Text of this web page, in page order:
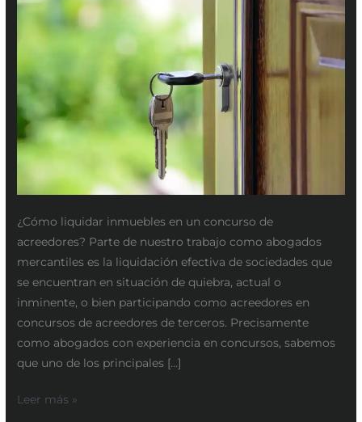
¿Cómo liquidar inmuebles en un concurso de
acreedores? Parte de nuestro trabajo como abogados
mercantiles es la liquidación efectiva de sociedades que
se encuentran en situación de quiebra, actual o
inminente, o bien participando como acreedores en
concursos de acreedores de terceros. Precisamente
como abogados con experiencia en concursos, sabemos
que uno de los principales […]
acreedores
Leer más »